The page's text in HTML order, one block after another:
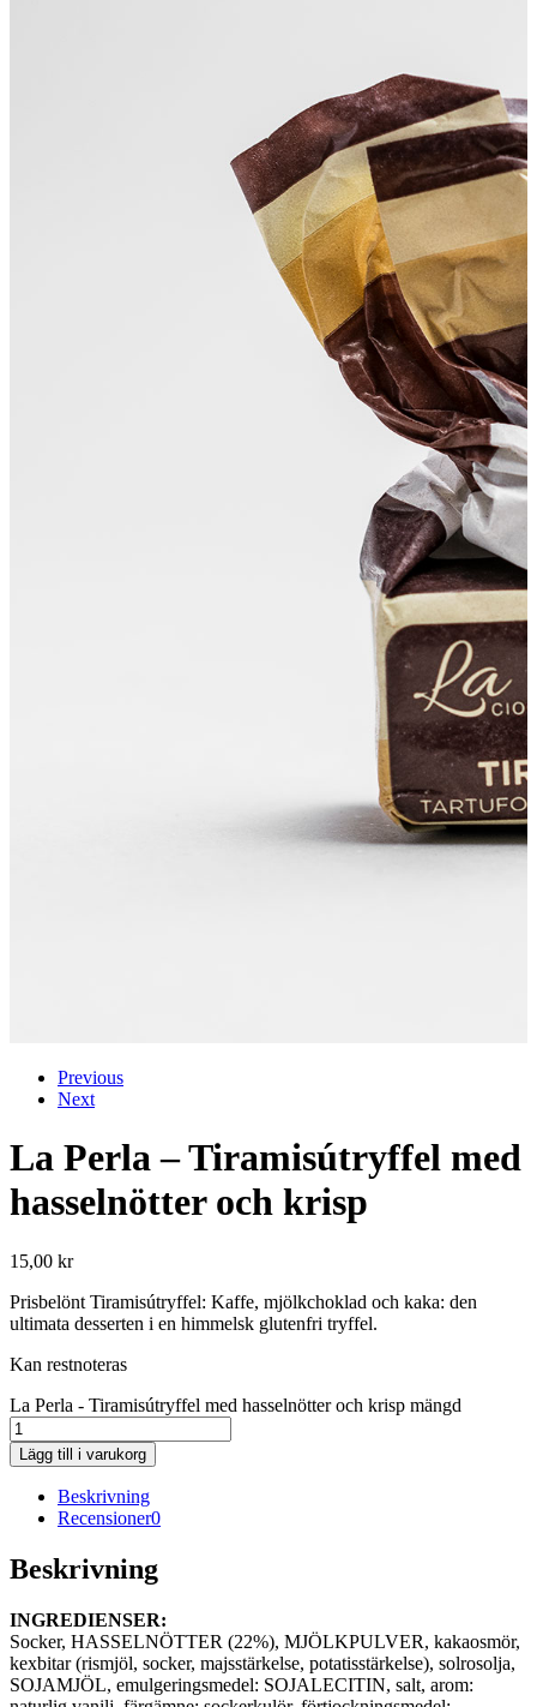
Previous
Next
La Perla – Tiramisútryffel med
hasselnötter och krisp
15,00 kr
Prisbelönt Tiramisútryffel: Kaffe, mjölkchoklad och kaka: den
ultimata desserten i en himmelsk glutenfri tryffel.
Kan restnoteras
La Perla - Tiramisútryffel med hasselnötter och krisp mängd
Lägg till i varukorg
Beskrivning
Recensioner0
Beskrivning
INGREDIENSER:
Socker, HASSELNÖTTER (22%), MJÖLKPULVER, kakaosmör,
kexbitar (rismjöl, socker, majsstärkelse, potatisstärkelse), solrosolja,
SOJAMJÖL, emulgeringsmedel: SOJALECITIN, salt, arom: